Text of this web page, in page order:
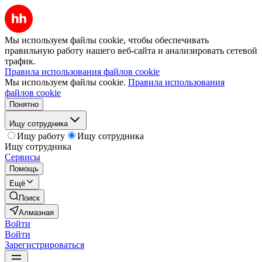
Мы используем файлы cookie, чтобы обеспечивать
правильную работу нашего веб-сайта и анализировать сетевой
трафик.
Правила использования файлов cookie
Мы используем файлы cookie. Правила использования
файлов cookie
Понятно
Ищу сотрудника
Ищу работу
Ищу сотрудника
Ищу сотрудника
Сервисы
Помощь
Ещё
Поиск
Алмазная
Войти
Войти
Зарегистрироваться